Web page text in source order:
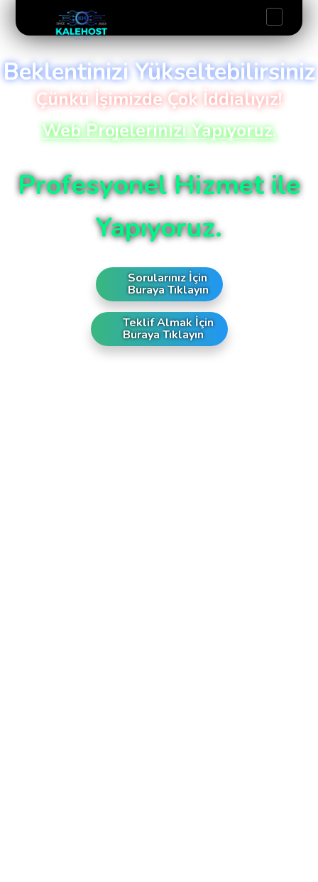
Beklentinizi Yükseltebilirsiniz
Çünkü İşimizde Çok İddialıyız!
Web Projelerinizi Yapıyoruz.
Profesyonel Hizmet ile
Yapıyoruz.
Sorularınız İçin
Buraya Tıklayın
Teklif Almak İçin
Buraya Tıklayın